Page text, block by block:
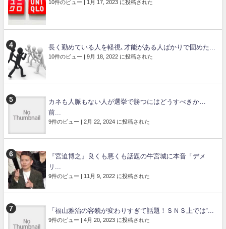
10件のビュー | 1月 17, 2023 に投稿された
長く勤めている人を軽視､才能がある人ばかりで固めた...
10件のビュー | 9月 18, 2022 に投稿された
カネも人脈もない人が選挙で勝つにはどうすべきか…
前...
9件のビュー | 2月 22, 2024 に投稿された
『宮迫博之』良くも悪くも話題の牛宮城に本音「デメ
リ...
9件のビュー | 11月 9, 2022 に投稿された
「福山雅治の容貌が変わりすぎて話題！ＳＮＳ上では“...
9件のビュー | 4月 20, 2023 に投稿された